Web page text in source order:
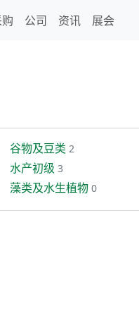
公司 资讯 展会
谷物及豆类 2
水产初级 3
藻类及水生植物 0